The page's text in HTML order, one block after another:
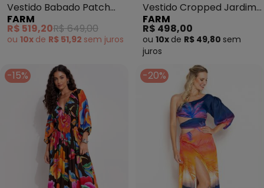
Vestido Babado Patch
Floral Delhi (Laranja)
FARM
R$ 519,20R$ 649,00
ou 10x de R$ 51,92 sem juros
Vestido Cropped Jardim
Real (Bege)
FARM
R$ 498,00
ou 10x de R$ 49,80 sem
juros
-15% -20%